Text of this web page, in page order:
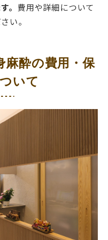
。 費用や詳細について
い。
麻酔の費用・保
いて